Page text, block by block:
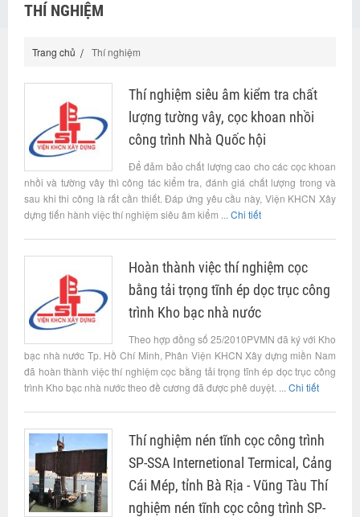
THÍ NGHIỆM
Trang chủ Thí nghiệm
Thí nghiệm siêu âm kiểm tra chất
lượng tường vây, cọc khoan nhồi
công trình Nhà Quốc hội
Để đảm bảo chất lượng cao cho các cọc khoan
nhồi và tường vây thì công tác kiểm tra, đánh giá chất lượng trong và
sau khi thi công là rất cần thiết. Đáp ứng yêu cầu này, Viện KHCN Xây
dựng tiến hành việc thí nghiệm siêu âm kiểm ... Chi tiết
Hoàn thành việc thí nghiệm cọc
bằng tải trọng tĩnh ép dọc trục công
trình Kho bạc nhà nước
Theo hợp đồng số 25/2010PVMN đã ký với Kho
bạc nhà nước Tp. Hồ Chí Minh, Phân Viện KHCN Xây dựng miền Nam
đã hoàn thành việc thí nghiệm cọc bằng tải trọng tĩnh ép dọc trục công
trình Kho bạc nhà nước theo đề cương đã được phê duyệt. ... Chi tiết
Thí nghiệm nén tĩnh cọc công trình
SP-SSA Internetional Termical, Cảng
Cái Mép, tỉnh Bà Rịa - Vũng Tàu Thí
nghiệm nén tĩnh cọc công trình SP-